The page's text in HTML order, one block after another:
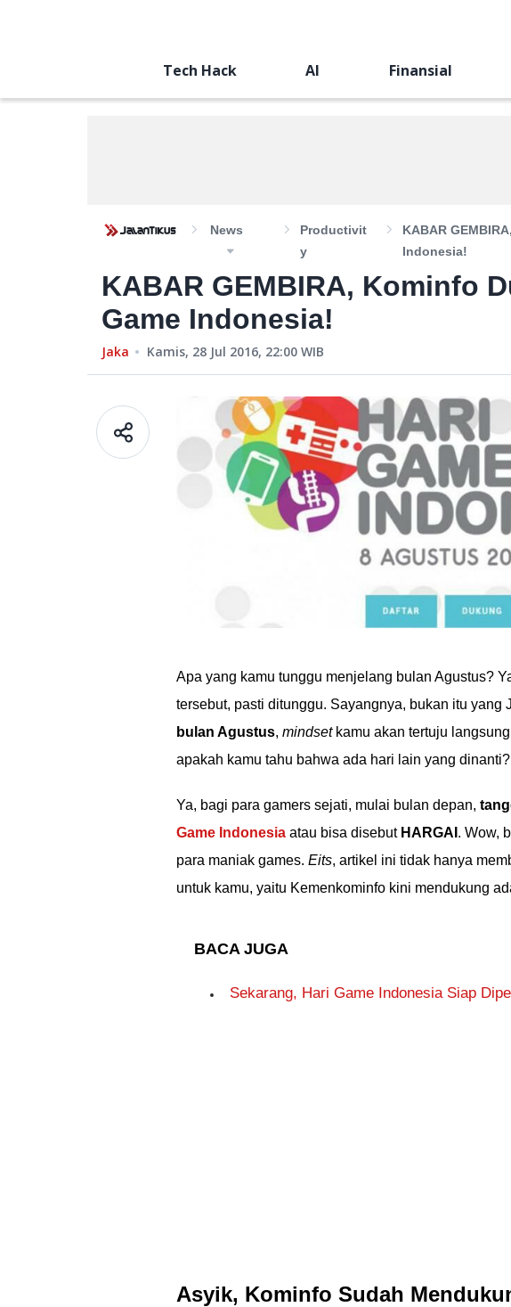
Tech Hack AI Finansial
News
Productivit
Y
KABAR
Indonesia!
KABAR GEMBIRA, Kominfo
Game Indonesia!
Jaka Kamis, 28 Jul 2016, 22:00 WIB
Apa yang kamu tunggu menjelang bulan Agustus?
tersebut, pasti ditunggu. Sayangnya, bukan itu yang
bulan Agustus, mindsetkamu akan tertuju
apakah kamu tahu bahwa ada hari lain yang dinanti?
Ya, bagi para gamers sejati, mulai bulan depan,
Game Indonesia atau bisa disebut HARGAI . Wow,
para maniak games. Eits, artikel ini tidak hanya
untuk kamu, yaitu Kemenkominfo kini mendukung
BACA JUGA
Sekarang, Hari Game Indonesia Siap
Asyik, Kominfo Sudah